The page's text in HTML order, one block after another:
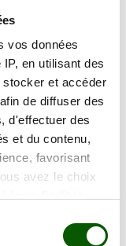
vos données
en utilisant des
et accéder
de diffuser des
d'effectuer des
et du contenu,
favorisant
avez le choix
relative aux
Puiseux-